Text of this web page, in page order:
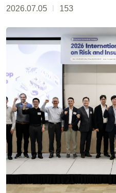
2026.07.05
153